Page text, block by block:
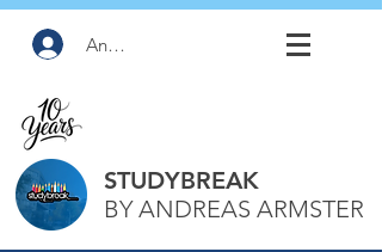
Anmelden
STUDYBREAK
BY ANDREAS ARMSTER